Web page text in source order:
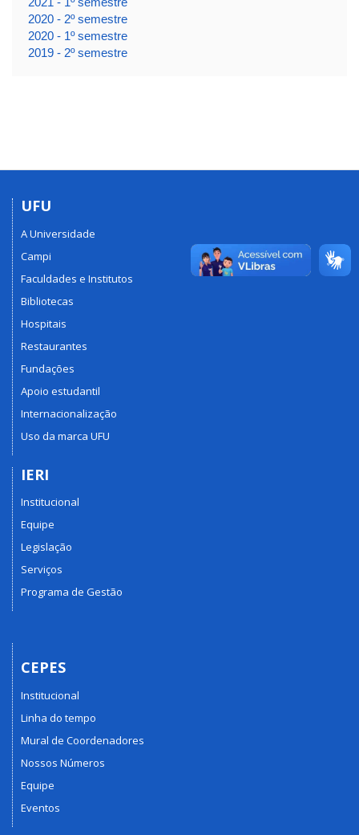
2020 - 2º semestre
2020 - 1º semestre
2019 - 2º semestre
UFU
A Universidade
Campi
Faculdades e Institutos
Bibliotecas
Hospitais
Restaurantes
Fundações
Apoio estudantil
Internacionalização
Uso da marca UFU
IERI
Institucional
Equipe
Legislação
Serviços
Programa de Gestão
CEPES
Institucional
Linha do tempo
Mural de Coordenadores
Nossos Números
Equipe
Eventos